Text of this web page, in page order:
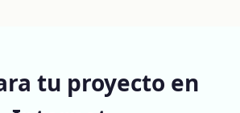
tu proyecto en